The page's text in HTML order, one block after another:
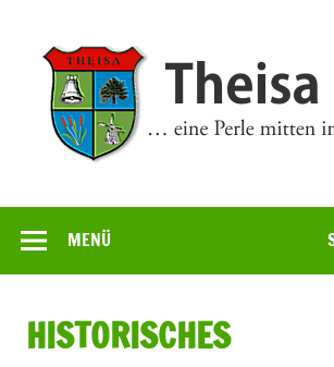
springen
MENÜ
HISTORISCHES